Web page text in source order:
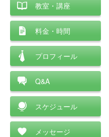
教室・講座
料金・時間
プロフィール
Q&A
スケジュール
メッセージ